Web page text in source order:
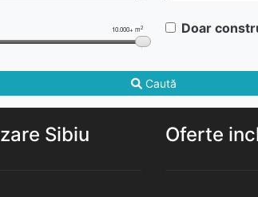
10.000+ m2 Doar
Caută
Sibiu Oferte